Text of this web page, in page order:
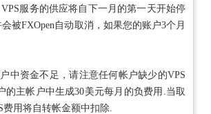
服务的供应将自下一月的第一天开始停
被FXOpen自动取消，如果您的账户3个月
中资金不足，请注意任何帐户缺少的VPS
的主帐户中生成30美元每月的负费用.当取
用将自转帐金额中扣除.